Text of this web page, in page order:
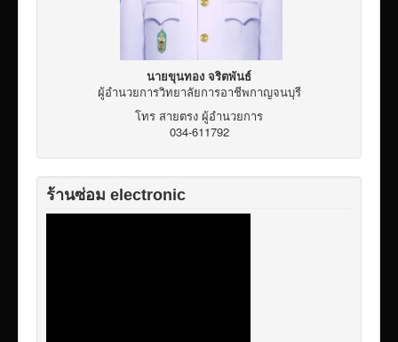
นายขุนทอง จริตพันธ์
ผู้อำนวยการวิทยาลัยการอาชีพกาญจนบุรี
โทร สายตรง ผู้อำนวยการ
034-611792
ร้านซ่อม electronic